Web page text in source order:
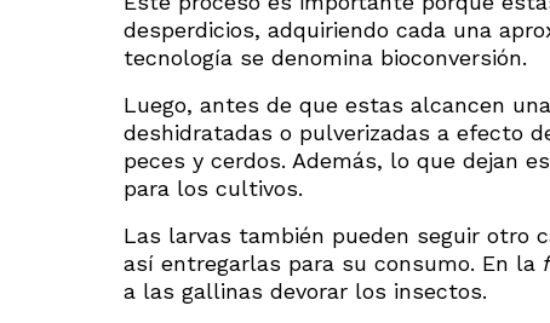
desperdicios, adquiriendo cada una
tecnología se denomina bioconversión.
Luego, antes de que estas alcancen
deshidratadas o pulverizadas a efecto
peces y cerdos. Además, lo que dejan
para los cultivos.
Las larvas también pueden seguir otro
así entregarlas para su consumo. En la
a las gallinas devorar los insectos.